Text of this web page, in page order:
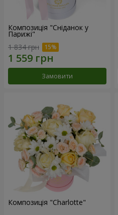
Композиція "Сніданок у
Парижі"
1 834 грн
Замовити
Композиція "Charlotte"